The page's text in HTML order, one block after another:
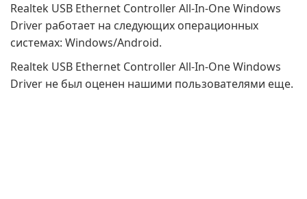
Realtek USB Ethernet Controller All-In-One Windows
Driver работает на следующих операционных
системах: Windows/Android.
Realtek USB Ethernet Controller All-In-One Windows
Driver не был оценен нашими пользователями еще.